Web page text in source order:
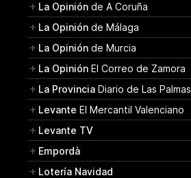
La Opinión de A Coruña
La Opinión de Málaga
La Opinión de Murcia
La Opinión El Correo de Zamora
La Provincia Diario de Las Palmas
Levante El Mercantil Valenciano
Levante TV
Empordà
Lotería Navidad